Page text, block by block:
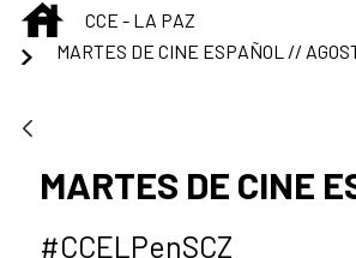
INICIOCCE - LA PAZ
MARTES DE CINE ESPAÑOL //
MARTES DE CINE
#CCELPenSCZ